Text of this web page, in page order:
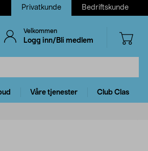
Privatkunde Bedriftskunde
Velkommen
Logg inn/Bli medlem
Våre tjenester Club Clas